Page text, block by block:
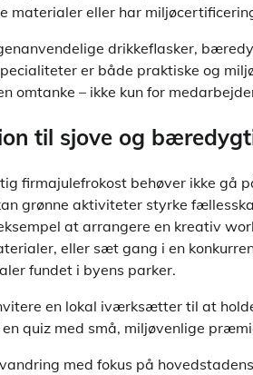
materialer eller har
drikkeflasker,
er både praktiske og
omtanke – ikke kun for
til sjove og
firmajulefrokost behøver ikke gå
grønne aktiviteter styrke
at arrangere en kreativ
eller sæt gang i en
fundet i byens parker.
en lokal iværksætter til at
quiz med små, miljøvenlige
med fokus på